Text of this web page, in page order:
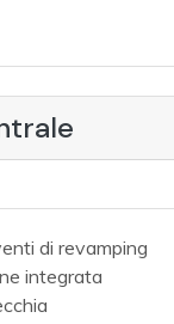
di revamping
integrata